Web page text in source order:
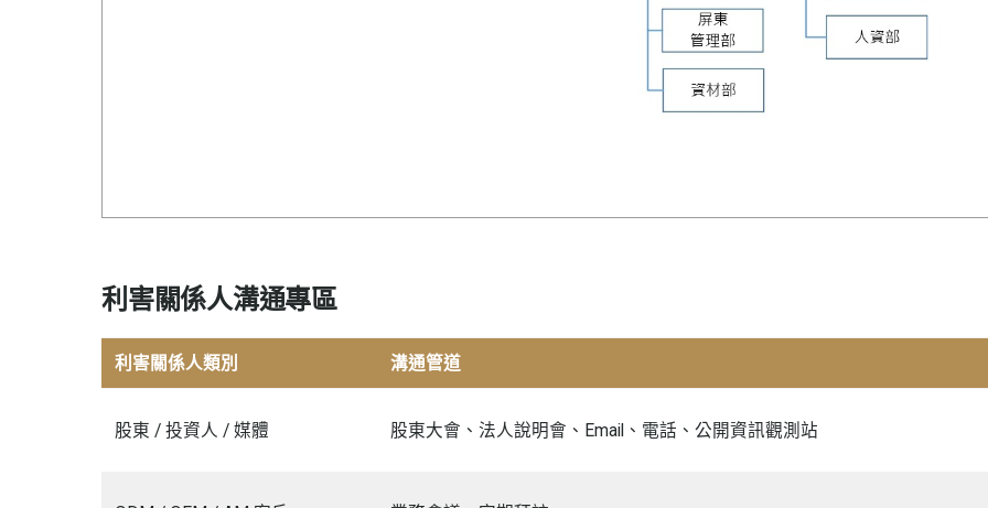
利害關係人溝通專區
利害關係人類別 溝通管道
股東 / 投資人 / 媒體 股東大會、法人說明會、Email、電話、公開資訊觀測站